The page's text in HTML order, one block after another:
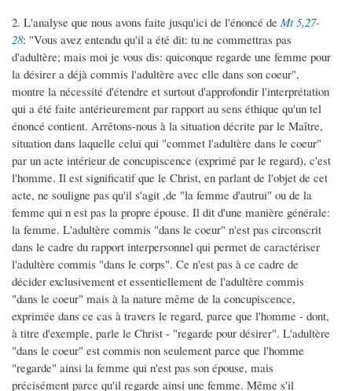
2. L'analyse que nous avons faite jusqu'ici de l'énoncé de Mt 5,27-
28: "Vous avez entendu qu'il a été dit: tu ne commettras pas
d'adultère; mais moi je vous dis: quiconque regarde une femme pour
la désirer a déjà commis l'adultère avec elle dans son coeur",
montre la nécessité d'étendre et surtout d'approfondir l'interprétation
qui a été faite antérieurement par rapport au sens éthique qu'un tel
énoncé contient. Arrêtons-nous à la situation décrite par le Maître,
situation dans laquelle celui qui "commet l'adultère dans le coeur"
par un acte intérieur de concupiscence (exprimé par le regard), c'est
l'homme. Il est significatif que le Christ, en parlant de l'objet de cet
acte, ne souligne pas qu'il s'agit ,de "la femme d'autrui" ou de la
femme qui n est pas la propre épouse. Il dit d'une manière générale:
la femme. L'adultère commis "dans le coeur" n'est pas circonscrit
dans le cadre du rapport interpersonnel qui permet de caractériser
l'adultère commis "dans le corps". Ce n'est pas à ce cadre de
décider exclusivement et essentiellement de l'adultère commis
"dans le coeur" mais à la nature même de la concupiscence,
exprimée dans ce cas à travers le regard, parce que l'homme - dont,
à titre d'exemple, parle le Christ - "regarde pour désirer". L'adultère
"dans le coeur" est commis non seulement parce que l'homme
"regarde" ainsi la femme qui n'est pas son épouse, mais
précisément parce qu'il regarde ainsi une femme. Même s'il